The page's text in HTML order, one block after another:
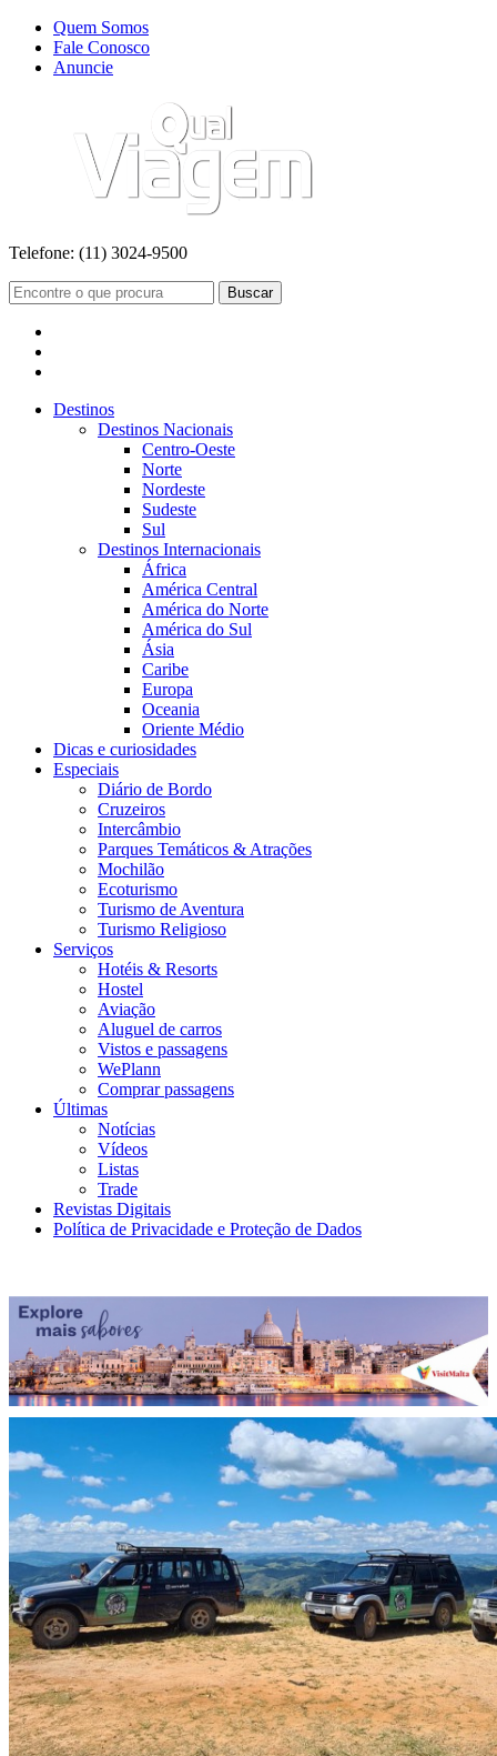
Quem Somos
Fale Conosco
Anuncie
Telefone: (11) 3024-9500
Buscar
Destinos
Destinos Nacionais
Centro-Oeste
Norte
Nordeste
Sudeste
Sul
Destinos Internacionais
África
América Central
América do Norte
América do Sul
Ásia
Caribe
Europa
Oceania
Oriente Médio
Dicas e curiosidades
Especiais
Diário de Bordo
Cruzeiros
Intercâmbio
Parques Temáticos & Atrações
Mochilão
Ecoturismo
Turismo de Aventura
Turismo Religioso
Serviços
Hotéis & Resorts
Hostel
Aviação
Aluguel de carros
Vistos e passagens
WePlann
Comprar passagens
Últimas
Notícias
Vídeos
Listas
Trade
Revistas Digitais
Política de Privacidade e Proteção de Dados